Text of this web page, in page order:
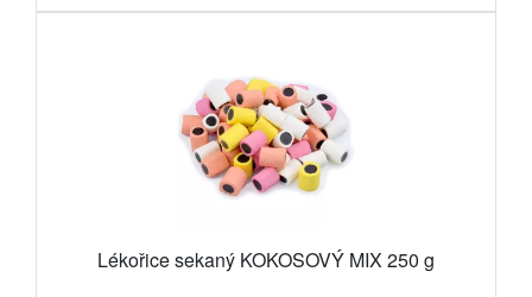
Lékořice sekaný KOKOSOVÝ MIX 250 g